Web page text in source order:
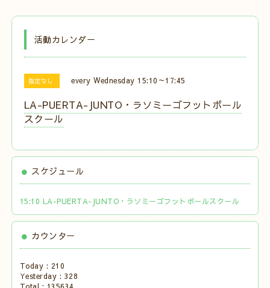
活動カレンダー
指定なし every Wednesday 15:10～17:45
LA-PUERTA-JUNTO・ラソミーゴフットボール
スクール
スケジュール
15:10 LA-PUERTA-JUNTO・ラソミーゴフットボールスクール
カウンター
Today : 210
Yesterday : 328
Total : 135634